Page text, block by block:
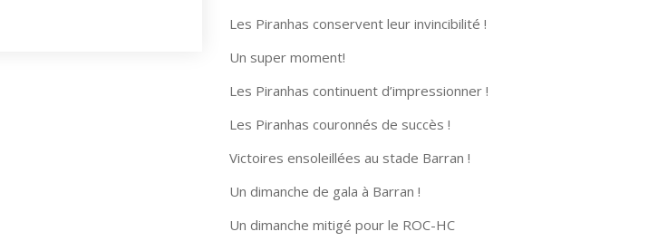
Les Piranhas conservent leur invincibilité !
Un super moment!
Les Piranhas continuent d’impressionner !
Les Piranhas couronnés de succès !
Victoires ensoleillées au stade Barran !
Un dimanche de gala à Barran !
Un dimanche mitigé pour le ROC-HC